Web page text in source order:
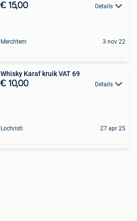
€ 15,00 Details
Merchtem 3 nov 22
Whisky Karaf kruik VAT 69
€ 10,00 Details
Lochristi 27 apr 25